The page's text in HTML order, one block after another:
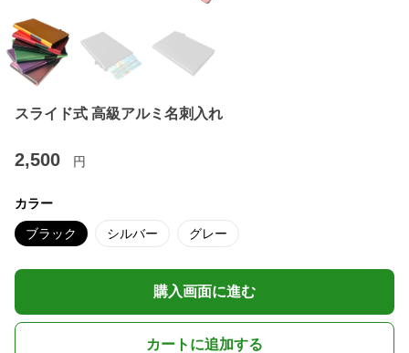
スライド式 高級アルミ名刺入れ
2,500 円
カラー
ブラック シルバー グレー
購入画面に進む
カートに追加する